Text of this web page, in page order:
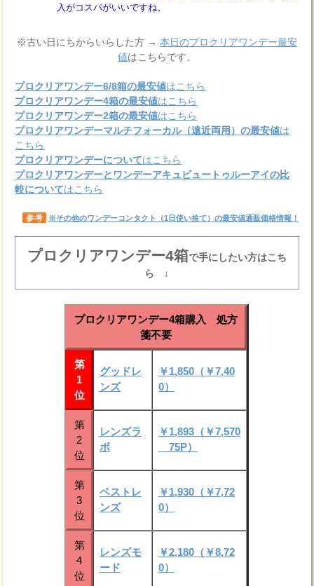
入がコスパがいいですね。
※古い日にちからいらした方 → 本日のプロクリアワンデー最安
値はこちらです。
プロクリアワンデー6/8箱の最安値はこちら
プロクリアワンデー4箱の最安値はこちら
プロクリアワンデー2箱の最安値はこちら
プロクリアワンデーマルチフォーカル（遠近両用）の最安値は
こちら
プロクリアワンデーについてはこちら
プロクリアワンデーとワンデーアキュビュートゥルーアイの比
較についてはこちら
参考 ※その他のワンデーコンタクト（1日使い捨て）の最安値通販価格情報！
プロクリアワンデー4箱で手にしたい方はこち
ら ↓
プロクリアワンデー4箱購入 処方
箋不要
第
1
位
グッドレ
ンズ
￥1,850（￥7,40
0）
第
2
位
レンズラ
ボ
￥1,893（￥7,570
75P）
第
3
位
ベストレ
ンズ
￥1,930（￥7,72
0）
第
4
位
レンズモ
ード
￥2,180（￥8,72
0）